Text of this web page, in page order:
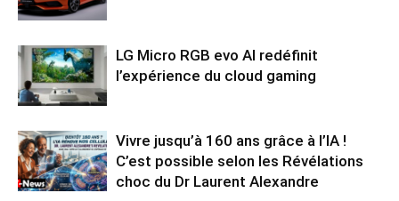
LG Micro RGB evo AI redéfinit
l’expérience du cloud gaming
Vivre jusqu’à 160 ans grâce à l’IA !
C’est possible selon les Révélations
choc du Dr Laurent Alexandre